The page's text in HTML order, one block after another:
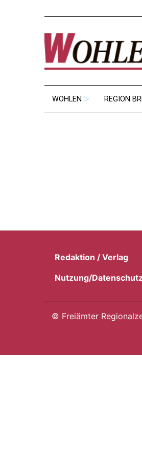
WOHLEN REGION
Redaktion / Verlag
Nutzung/
© Freiämter